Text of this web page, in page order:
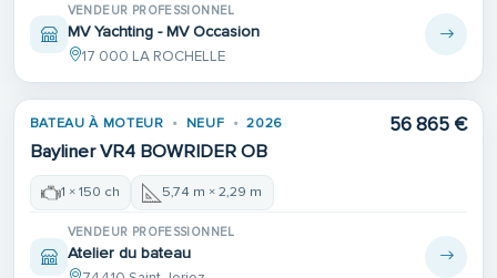
VENDEUR PROFESSIONNEL
MV Yachting - MV Occasion
17 000 LA ROCHELLE
BATEAU À MOTEUR NEUF 2026
Bayliner VR4 BOWRIDER OB
56 865 €
1 × 150 ch 5,74 m × 2,29 m
VENDEUR PROFESSIONNEL
Atelier du bateau